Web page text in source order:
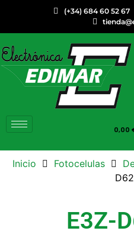
(+34) 684 60 52 67
0,00
Inicio Fotocelulas
E3Z-